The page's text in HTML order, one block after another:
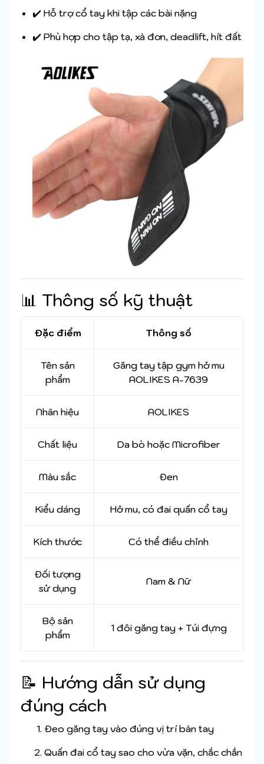
✔️ Hỗ trợ cổ tay khi tập các bài nặng
✔️ Phù hợp cho tập tạ, xà đơn, deadlift, hít đất
📊 Thông số kỹ thuật
Đặc điểm Thông số
Tên sản
phẩm
Găng tay tập gym hở mu
AOLIKES A-7639
Nhãn hiệu AOLIKES
Chất liệu Da bò hoặc Microfiber
Màu sắc Đen
Kiểu dáng Hở mu, có đai quấn cổ tay
Kích thước Có thể điều chỉnh
Đối tượng
sử dụng
Nam & Nữ
Bộ sản
phẩm
1 đôi găng tay + Túi đựng
📝 Hướng dẫn sử dụng
đúng cách
Đeo găng tay vào đúng vị trí bàn tay
Quấn đai cổ tay sao cho vừa vặn, chắc chắn